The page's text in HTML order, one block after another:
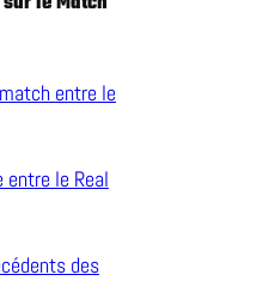
entre le
entre le Real
des